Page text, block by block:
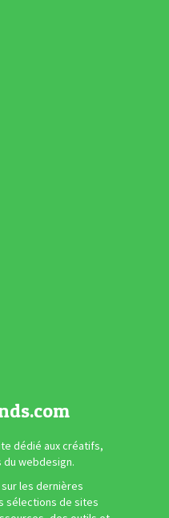
dédié aux créatifs,
webdesign.
les dernières
sélections de sites